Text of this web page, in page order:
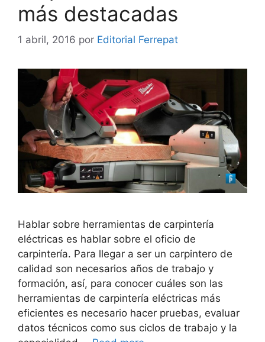
más destacadas
1 abril, 2016 por Editorial Ferrepat
Hablar sobre herramientas de carpintería
eléctricas es hablar sobre el oficio de
carpintería. Para llegar a ser un carpintero de
calidad son necesarios años de trabajo y
formación, así, para conocer cuáles son las
herramientas de carpintería eléctricas más
eficientes es necesario hacer pruebas, evaluar
datos técnicos como sus ciclos de trabajo y la